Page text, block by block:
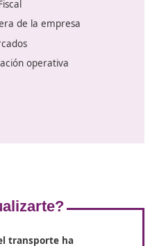
: Ser autónomo en el
de forma independiente,
a diferentes
contar con los permisos y
con un vehículo
obtención del certificado
I, parte I, del